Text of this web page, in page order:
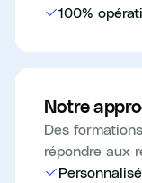
100%
Notre
Des
répondre aux